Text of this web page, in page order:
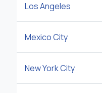
Los Angeles
Mexico City
New York City